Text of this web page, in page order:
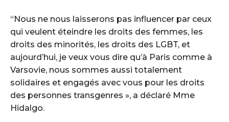
“Nous ne nous laisserons pas influencer par ceux
qui veulent éteindre les droits des femmes, les
droits des minorités, les droits des LGBT, et
aujourd’hui, je veux vous dire qu’à Paris comme à
Varsovie, nous sommes aussi totalement
solidaires et engagés avec vous pour les droits
des personnes transgenres », a déclaré Mme
Hidalgo.